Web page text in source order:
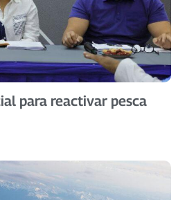
para reactivar pesca